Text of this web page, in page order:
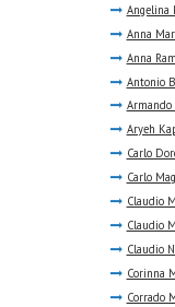
Angelina
Anna
Anna
Antonio
Armando
Aryeh
Carlo
Carlo
Claudio
Claudio
Claudio
Corinna
Corrado